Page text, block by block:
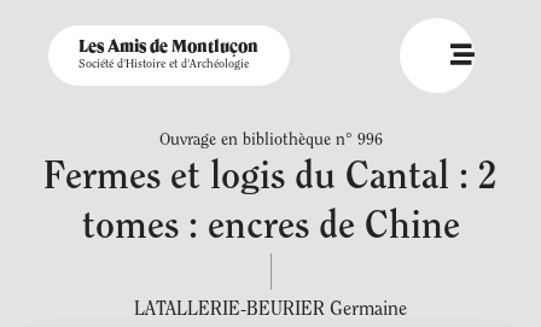
Les Amis de Montluçon
Société d'Histoire et d'Archéologie
Ouvrage en bibliothèque n° 996
Fermes et logis du Cantal : 2
tomes : encres de Chine
LATALLERIE-BEURIER Germaine